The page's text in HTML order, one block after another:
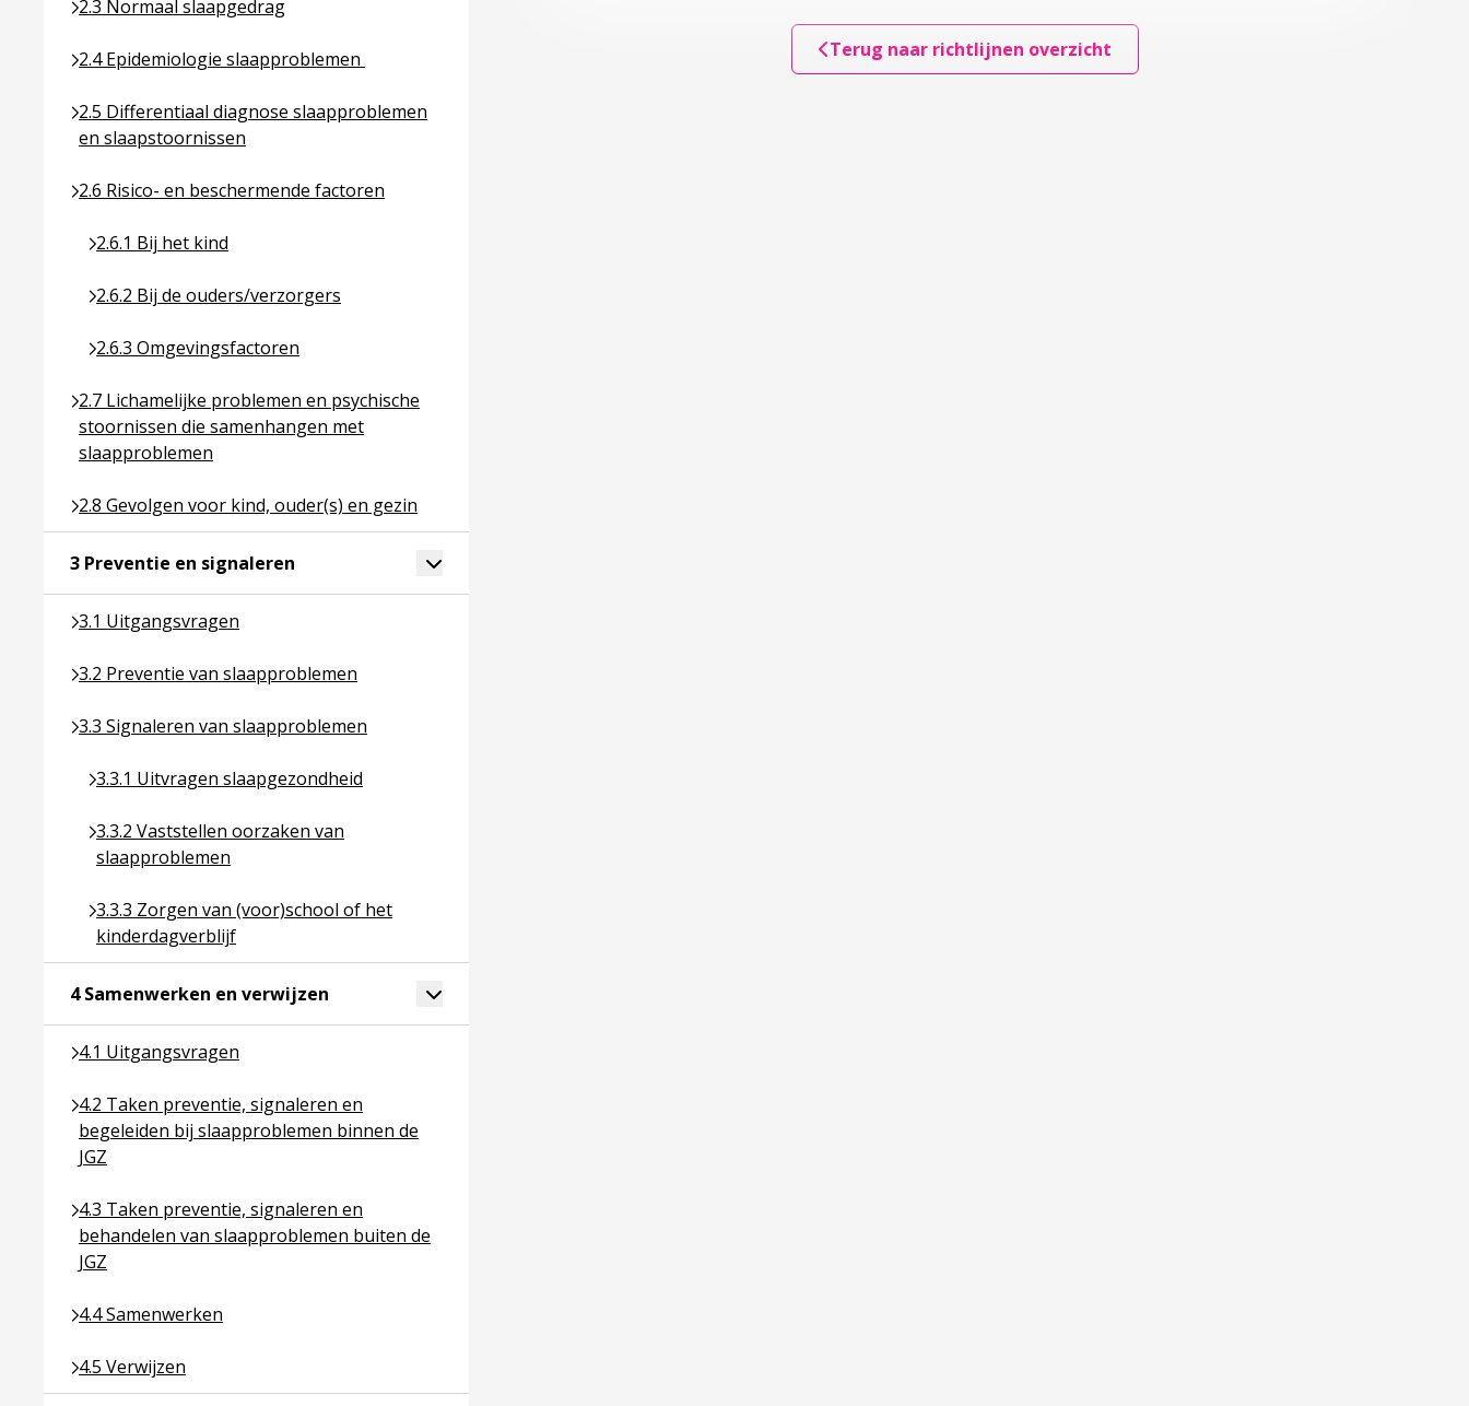
2.3 Normaal slaapgedrag
Ga naar pagina over 2.3 Normaal slaapgedrag
2.4 Epidemiologie slaapproblemen
Ga naar pagina over 2.4 Epidemiologie slaapproblemen
2.5 Differentiaal diagnose slaapproblemen
en slaapstoornissen
Ga naar pagina over 2.5 Differentiaal diagnose slaapproblemen en slaapstoornissen
2.6 Risico- en beschermende factoren
Ga naar pagina over 2.6 Risico- en beschermende factoren
2.6.1 Bij het kind
Ga naar pagina over 2.6.1 Bij het kind
2.6.2 Bij de ouders/verzorgers
Ga naar pagina over 2.6.2 Bij de ouders/verzorgers
2.6.3 Omgevingsfactoren
Ga naar pagina over 2.6.3 Omgevingsfactoren
2.7 Lichamelijke problemen en psychische
stoornissen die samenhangen met
slaapproblemen
Ga naar pagina over 2.7 Lichamelijke problemen en psychische stoornissen die samenhangen met slaapproblemen
2.8 Gevolgen voor kind, ouder(s) en gezin
Ga naar pagina over 2.8 Gevolgen voor kind, ouder(s) en gezin
3 Preventie en signaleren Ga naar pagina over 3 Preventie en signaleren
Toggle accordion over 3 Preventie en signaleren
3.1 Uitgangsvragen
Ga naar pagina over 3.1 Uitgangsvragen
3.2 Preventie van slaapproblemen
Ga naar pagina over 3.2 Preventie van slaapproblemen
3.3 Signaleren van slaapproblemen
Ga naar pagina over 3.3 Signaleren van slaapproblemen
3.3.1 Uitvragen slaapgezondheid
Ga naar pagina over 3.3.1 Uitvragen slaapgezondheid
3.3.2 Vaststellen oorzaken van
slaapproblemen
Ga naar pagina over 3.3.2 Vaststellen oorzaken van slaapproblemen
3.3.3 Zorgen van (voor)school of het
kinderdagverblijf
Ga naar pagina over 3.3.3 Zorgen van (voor)school of het kinderdagverblijf
4 Samenwerken en verwijzen Ga naar pagina over 4 Samenwerken en verwijzen
Toggle accordion over 4 Samenwerken en verwijzen
4.1 Uitgangsvragen
Ga naar pagina over 4.1 Uitgangsvragen
4.2 Taken preventie, signaleren en
begeleiden bij slaapproblemen binnen de
JGZ
Ga naar pagina over 4.2 Taken preventie, signaleren en begeleiden bij slaapproblemen binnen de JGZ
4.3 Taken preventie, signaleren en
behandelen van slaapproblemen buiten de
JGZ
Ga naar pagina over 4.3 Taken preventie, signaleren en behandelen van slaapproblemen buiten de JGZ
4.4 Samenwerken
Ga naar pagina over 4.4 Samenwerken
4.5 Verwijzen
Ga naar pagina over 4.5 Verwijzen
Terug naar richtlijnen overzicht